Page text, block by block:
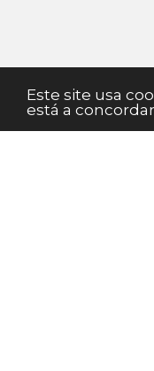
Este site usa
está a